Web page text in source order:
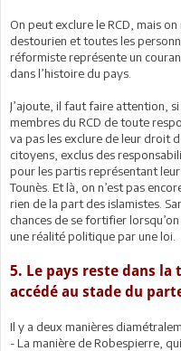
On peut exclure le RCD, mais
destourien et toutes les
réformiste représente un
dans l’histoire du pays.
J’ajoute, il faut faire attention,
membres du RCD de toute
va pas les exclure de leur droit
citoyens, exclus des
pour les partis représentant
Tounès. Et là, on n’est pas
rien de la part des islamistes.
chances de se fortifier
une réalité politique par une loi.
5. Le pays reste dans
accédé au stade du
Il y a deux manières
- La manière de Robespierre,